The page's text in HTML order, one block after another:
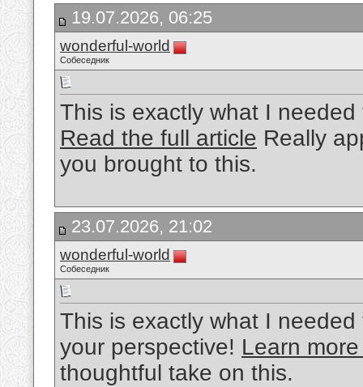
19.07.2026, 06:25
wonderful-world
Собеседник
This is exactly what I
Read the full article Really
you brought to this.
23.07.2026, 21:02
wonderful-world
Собеседник
This is exactly what I
your perspective! Learn
thoughtful take on this.